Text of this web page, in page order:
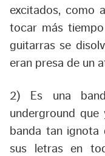
excitados, como
tocar más
guitarras se
eran presa de un
2) Es una
underground que
banda tan ignota
sus letras en